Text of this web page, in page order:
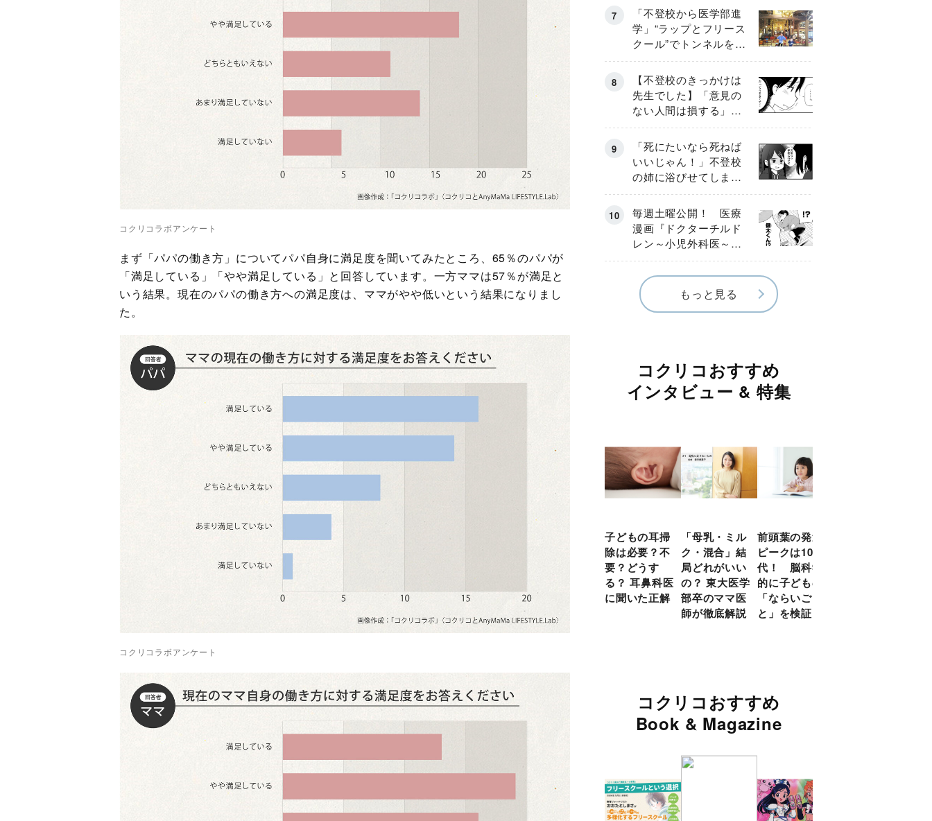
コクリコラボアンケート
まず「パパの働き方」についてパパ自身に満足度を聞いてみたところ、65％のパパが
「満足している」「やや満足している」と回答しています。一方ママは57％が満足と
いう結果。現在のパパの働き方への満足度は、ママがやや低いという結果になりまし
た。
コクリコラボアンケート
「不登校から医学部進
学」“ラップとフリース
クール”でトンネルを脱
して高校受験へ〔元野
球少年の実話〕
【不登校のきっかけは
先生でした】「意見の
ない人間は損する」担
任の一言が苦しみに…
《第１話》
「死にたいなら死ねば
いいじゃん！」不登校
の姉に浴びせてしまっ
た言葉【番外編・後
編】
毎週土曜公開！ 医療
漫画『ドクターチルド
レン～小児外科医～』
【Episode.４】
もっと見る
コクリコおすすめ
インタビュー & 特集
子どもの耳掃
除は必要？不
要？どうす
る？ 耳鼻科医
に聞いた正解
「母乳・ミル
ク・混合」結
局どれがいい
の？ 東大医学
部卒のママ医
師が徹底解説
前頭葉の発達
ピークは10
代！ 脳科学
的に子どもの
「ならいご
と」を検証
コクリコおすすめ
Book & Magazine